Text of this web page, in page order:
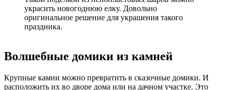
украсить новогоднюю елку. Довольно
оригинальное решение для украшения такого
праздника.
Волшебные домики из камней
Крупные камни можно превратить в сказочные домики. И
расположить их во дворе дома или на дачном участке. Это